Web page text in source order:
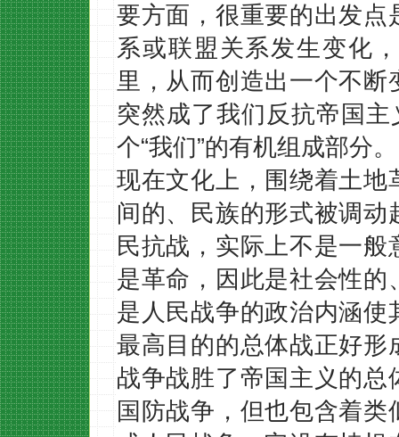
要方面，很重要的出发
系或联盟关系发生变化
里，从而创造出一个不
突然成了我们反抗帝国主
个“我们”的有机组成部分
现在文化上，围绕着土
间的、民族的形式被调
民抗战，实际上不是一
是革命，因此是社会性
是人民战争的政治内涵
最高目的的总体战正好
战争战胜了帝国主义的
国防战争，但也包含着